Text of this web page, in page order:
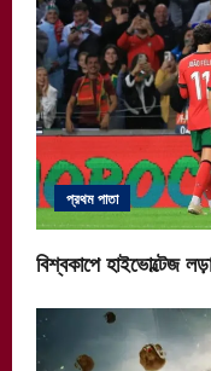
প্রথম পাতা
বিশ্বকাপে হাইভোল্টেজ